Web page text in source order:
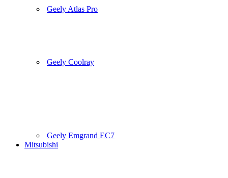
Geely Atlas Pro
Geely Coolray
Geely Emgrand EC7
Mitsubishi